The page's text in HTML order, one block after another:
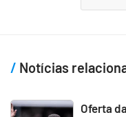
Notícias
Oferta